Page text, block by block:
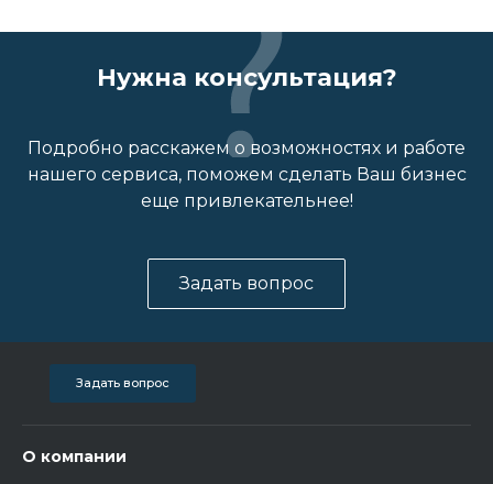
Нужна консультация?
Подробно расскажем о возможностях и работе
нашего сервиса, поможем сделать Ваш бизнес
еще привлекательнее!
Задать вопрос
Задать вопрос
О компании